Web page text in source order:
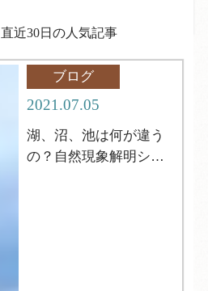
直近30日の人気記事
ブログ
2021.07.05
湖、沼、池は何が違う
の？自然現象解明シリ